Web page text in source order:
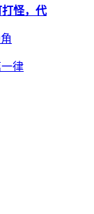
怪，代
律